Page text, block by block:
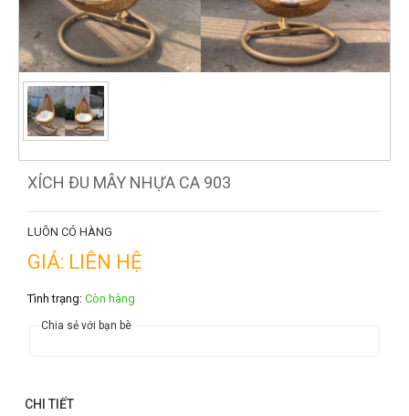
XÍCH ĐU MÂY NHỰA CA 903
LUÔN CÓ HÀNG
GIÁ: LIÊN HỆ
Tình trạng: Còn hàng
Chia sẻ với bạn bè
CHI TIẾT